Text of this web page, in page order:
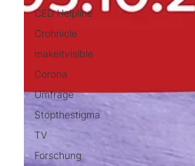
CED Helpline
Crohnicle
makeitvisible
Corona
Umfrage
Stopthestigma
TV
Forschung